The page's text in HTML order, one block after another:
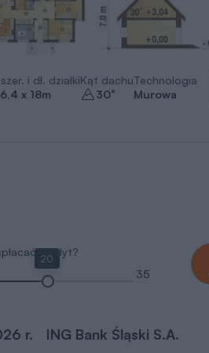
i dł. działki
x 18m
Kąt dachu
30°
Technologia
Murowa
kredyt?
20
35
r. ING Bank Śląski S.A.